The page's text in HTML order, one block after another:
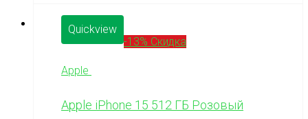
Quickview
-13% Скидка
Apple
Apple iPhone 15 512 ГБ Розовый